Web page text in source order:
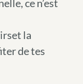
ce n’est
la
de tes